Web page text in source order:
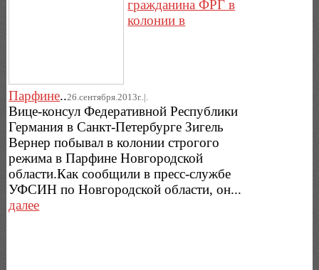
гражданина ФРГ в
колонии в
Парфине..26.сентября.2013г..|.
Вице-консул Федеративной Республики
Германия в Санкт-Петербурге Зигель
Вернер побывал в колонии строгого
режима в Парфине Новгородской
области.Как сообщили в пресс-службе
УФСИН по Новгородской области, он...
далее